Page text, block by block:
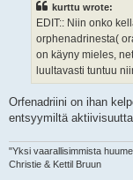
kurttu wrote:
EDIT:: Niin onko
orphenadrinesta(
on käyny mieles,
luultavasti tuntuu
Orfenadriini on ihan
entsyymiltä
"Yksi vaarallisimmista
Christie & Kettil Bruun